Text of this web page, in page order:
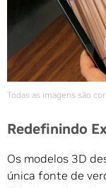
Todas as imagens são
Redefinindo
Os modelos 3D
única fonte de